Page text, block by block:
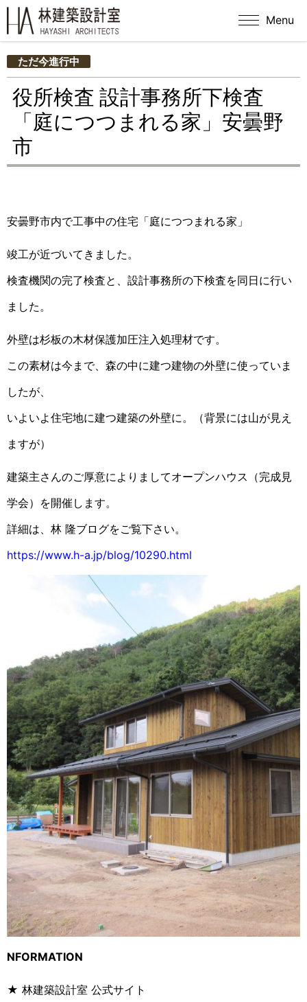
Menu
ただ今進行中
役所検査 設計事務所下検査
「庭につつまれる家」安曇野
市
安曇野市内で工事中の住宅「庭につつまれる家」
竣工が近づいてきました。
検査機関の完了検査と、設計事務所の下検査を同日に行い
ました。
外壁は杉板の木材保護加圧注入処理材です。
この素材は今まで、森の中に建つ建物の外壁に使っていま
したが、
いよいよ住宅地に建つ建築の外壁に。（背景には山が見え
ますが）
建築主さんのご厚意によりましてオープンハウス（完成見
学会）を開催します。
詳細は、林 隆ブログをご覧下さい。
https://www.h-a.jp/blog/10290.html
NFORMATION
★ 林建築設計室 公式サイト